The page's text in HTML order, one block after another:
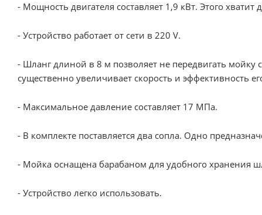
- Мощность двигателя составляет 1,9 кВт. Этого
- Устройство работает от сети в 220 V.
- Шланг длиной в 8 м позволяет не передвигать
существенно увеличивает скорость и эффективность
- Максимальное давление составляет 17 МПа.
- В комплекте поставляется два сопла. Одно
- Мойка оснащена барабаном для удобного хранения
- Устройство легко использовать.